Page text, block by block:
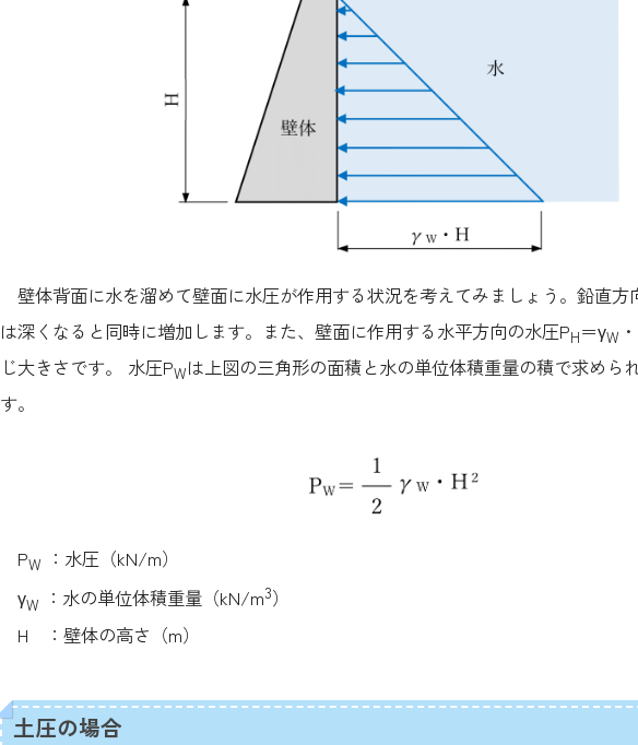
壁体背面に水を溜めて壁面に水圧が作用する状況を考えてみましょう。鉛直方
は深くなると同時に増加します。また、壁面に作用する水平方向の水圧PH＝γW
じ大きさです。 水圧PWは上図の三角形の面積と水の単位体積重量の積で求めら
す。
PW
：水圧（kN/m）
γW ：水の単位体積重量（kN/m3）
H ：壁体の高さ（m）
土圧の場合